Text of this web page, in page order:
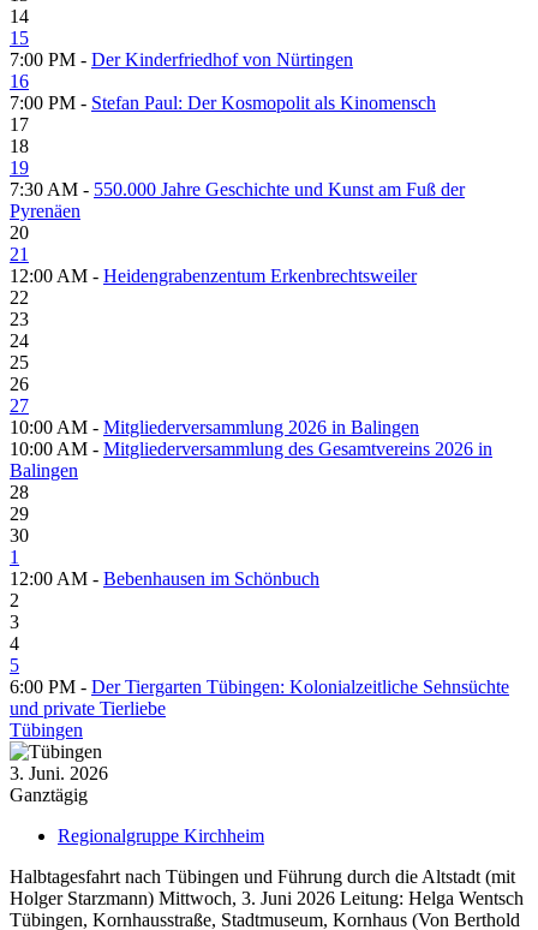
14
15
7:00 PM - Der Kinderfriedhof von Nürtingen
16
7:00 PM - Stefan Paul: Der Kosmopolit als Kinomensch
17
18
19
7:30 AM - 550.000 Jahre Geschichte und Kunst am Fuß der
Pyrenäen
20
21
12:00 AM - Heidengrabenzentum Erkenbrechtsweiler
22
23
24
25
26
27
10:00 AM - Mitgliederversammlung 2026 in Balingen
10:00 AM - Mitgliederversammlung des Gesamtvereins 2026 in
Balingen
28
29
30
1
12:00 AM - Bebenhausen im Schönbuch
2
3
4
5
6:00 PM - Der Tiergarten Tübingen: Kolonialzeitliche Sehnsüchte
und private Tierliebe
Tübingen
3. Juni. 2026
Ganztägig
Regionalgruppe Kirchheim
Halbtagesfahrt nach Tübingen und Führung durch die Altstadt (mit
Holger Starzmann) Mittwoch, 3. Juni 2026 Leitung: Helga Wentsch
Tübingen, Kornhausstraße, Stadtmuseum, Kornhaus (Von Berthold